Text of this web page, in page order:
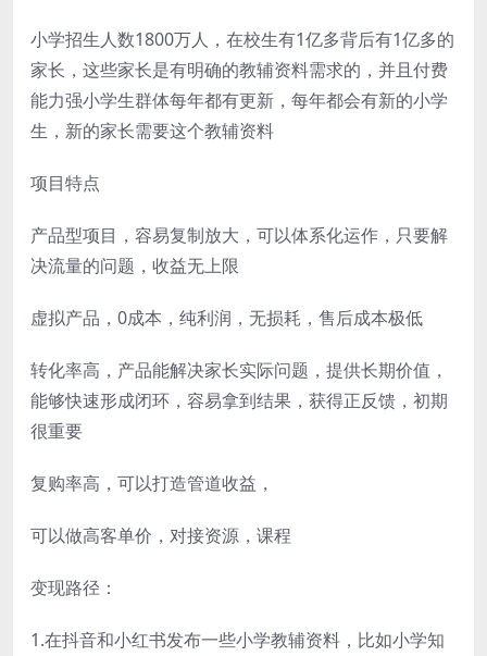
小学招生人数1800万人，在校生有1亿多背后有1亿多的
家长，这些家长是有明确的教辅资料需求的，并且付费
能力强小学生群体每年都有更新，每年都会有新的小学
生，新的家长需要这个教辅资料
项目特点
产品型项目，容易复制放大，可以体系化运作，只要解
决流量的问题，收益无上限
虚拟产品，0成本，纯利润，无损耗，售后成本极低
转化率高，产品能解决家长实际问题，提供长期价值，
能够快速形成闭环，容易拿到结果，获得正反馈，初期
很重要
复购率高，可以打造管道收益，
可以做高客单价，对接资源，课程
变现路径：
1.在抖音和小红书发布一些小学教辅资料，比如小学知